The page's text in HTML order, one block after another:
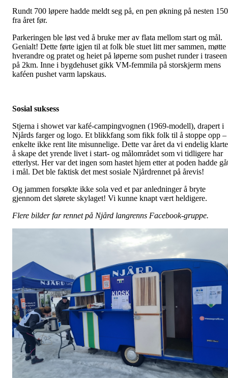
Rundt 700 løpere hadde meldt seg på, en pen økning på nesten 150
fra året før.
Parkeringen ble løst ved å bruke mer av flata mellom start og mål.
Genialt! Dette førte igjen til at folk ble stuet litt mer sammen, møtte
hverandre og pratet og heiet på løperne som pushet runder i traseen
på 2km. Inne i bygdehuset gikk VM-femmila på storskjerm mens
kaféen pushet varm lapskaus.
Sosial suksess
Stjerna i showet var kafé-campingvognen (1969-modell), drapert i
Njårds farger og logo. Et blikkfang som fikk folk til å stoppe opp –
enkelte ikke rent lite misunnelige. Dette var året da vi endelig klarte
å skape det yrende livet i start- og målområdet som vi tidligere har
etterlyst. Her var det ingen som hastet hjem etter at poden hadde
i mål. Det ble faktisk det mest sosiale Njårdrennet på årevis!
Og jammen forsøkte ikke sola ved et par anledninger å bryte
gjennom det slørete skylaget! Vi kunne knapt vært heldigere.
Flere bilder far rennet på Njård langrenns Facebook-gruppe.